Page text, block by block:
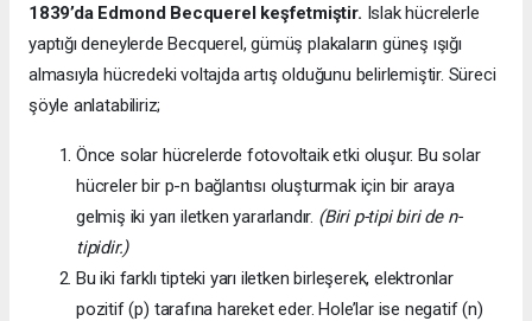
1839’da Edmond Becquerel keşfetmiştir. Islak hücrelerle
yaptığı deneylerde Becquerel, gümüş plakaların güneş ışığı
almasıyla hücredeki voltajda artış olduğunu belirlemiştir. Süreci
şöyle anlatabiliriz;
Önce solar hücrelerde fotovoltaik etki oluşur. Bu solar
hücreler bir p-n bağlantısı oluşturmak için bir araya
gelmiş iki yarı iletken yararlandır. (Biri p-tipi biri de n-
tipidir.)
Bu iki farklı tipteki yarı iletken birleşerek, elektronlar
pozitif (p) tarafına hareket eder. Hole’lar ise negatif (n)